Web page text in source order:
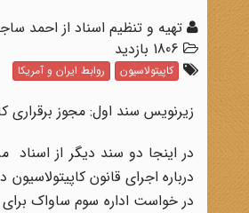
تهیه و تنظیم اسناد از احمد
کاپیتولاسیون روابط ایران و آمریکا
زیرنویس سند اول: مجوز برقراری
در اینجا دو سند دیگر از اسناد
درباره اجرای قانون
در خواست اداره سوم ساواک